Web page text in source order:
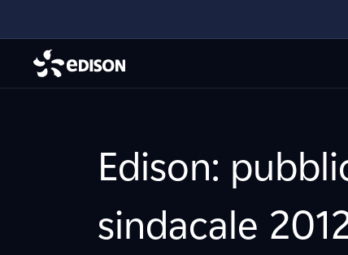
Edison:
sindacale